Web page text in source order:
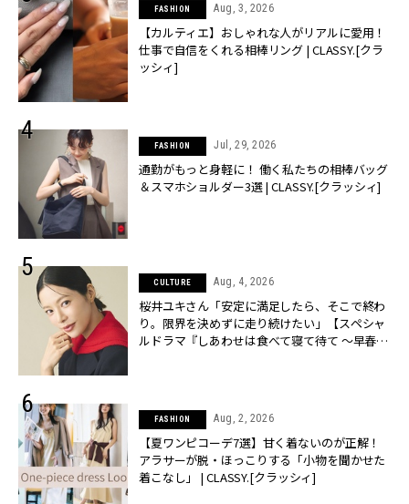
FASHION Aug, 3, 2026
【カルティエ】おしゃれな人がリアルに愛用！
仕事で自信をくれる相棒リング | CLASSY.[クラ
ッシィ]
FASHION Jul, 29, 2026
通勤がもっと身軽に！ 働く私たちの相棒バッグ
＆スマホショルダー3選 | CLASSY.[クラッシィ]
CULTURE Aug, 4, 2026
桜井ユキさん「安定に満足したら、そこで終わ
り。限界を決めずに走り続けたい」【スペシャ
ルドラマ『しあわせは食べて寝て待て ～早春の
FASHION Aug, 2, 2026
【夏ワンピコーデ7選】甘く着ないのが正解！
アラサーが脱・ほっこりする「小物を聞かせた
着こなし」 | CLASSY.[クラッシィ]